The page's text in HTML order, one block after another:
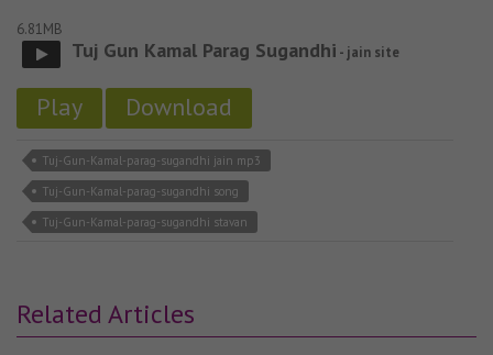
6.81MB
Tuj Gun Kamal Parag Sugandhi - jain site
Play Download
Tuj-Gun-Kamal-parag-sugandhi jain mp3
Tuj-Gun-Kamal-parag-sugandhi song
Tuj-Gun-Kamal-parag-sugandhi stavan
Related Articles